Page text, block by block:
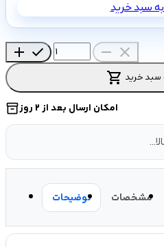
سبد خرید
add check remove close
shopping_cart سبد خرید
inventory_2 امکان ارسال بعد از 2 روز
توضیحات مشخصات